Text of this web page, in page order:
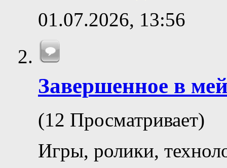
01.07.2026, 13:56
Завершенное в
(12 Просматривает)
Игры, ролики,